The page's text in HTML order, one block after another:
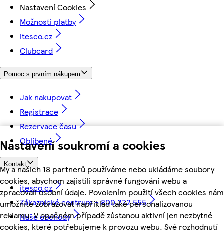
Nastavení soukromí a cookies
My a našich 18 partnerů používáme nebo ukládáme soubory
cookies, abychom zajistili správné fungování webu a
zpracovali osobní údaje. Povolením použití všech cookies nám
umožníte zobrazovat například také personalizovanou
reklamu. V opačném případě zůstanou aktivní jen nezbytné
cookies, které potřebujeme k provozu webu. Své rozhodnutí
Nastavení Cookies
Možnosti platby
itesco.cz
Clubcard
Pomoc s prvním nákupem
Jak nakupovat
Registrace
Rezervace času
Oblíbené
Kontakt
itesco.cz
Zákaznické centrum - 800 222 555
Naše obchody